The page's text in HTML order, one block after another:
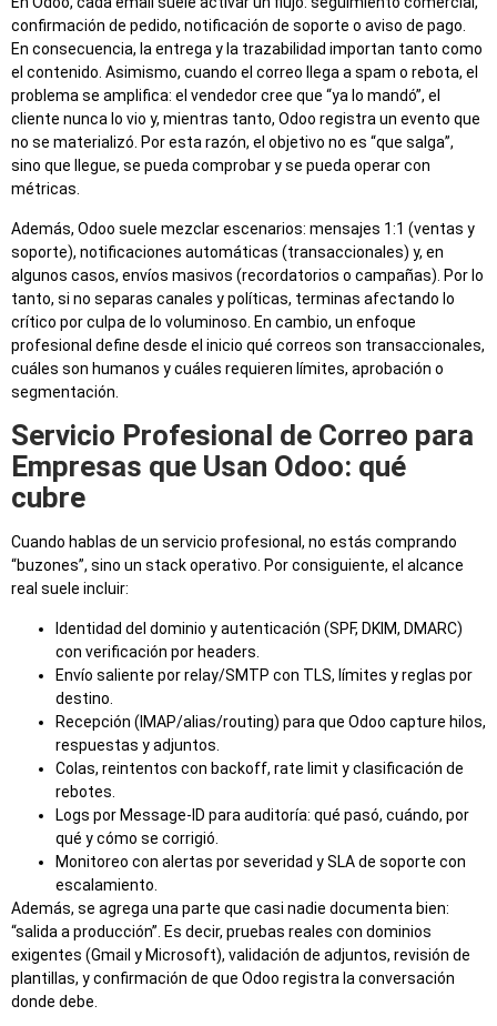
confirmación de pedido, notificación de soporte o aviso de pago.
En consecuencia, la entrega y la trazabilidad importan tanto como
el contenido. Asimismo, cuando el correo llega a spam o rebota, el
problema se amplifica: el vendedor cree que “ya lo mandó”, el
cliente nunca lo vio y, mientras tanto, Odoo registra un evento que
no se materializó. Por esta razón, el objetivo no es “que salga”,
sino que llegue, se pueda comprobar y se pueda operar con
métricas.
Además, Odoo suele mezclar escenarios: mensajes 1:1 (ventas y
soporte), notificaciones automáticas (transaccionales) y, en
algunos casos, envíos masivos (recordatorios o campañas). Por lo
tanto, si no separas canales y políticas, terminas afectando lo
crítico por culpa de lo voluminoso. En cambio, un enfoque
profesional define desde el inicio qué correos son transaccionales,
cuáles son humanos y cuáles requieren límites, aprobación o
segmentación.
Servicio Profesional de Correo para
Empresas que Usan Odoo: qué
cubre
Cuando hablas de un servicio profesional, no estás comprando
“buzones”, sino un stack operativo. Por consiguiente, el alcance
real suele incluir:
Identidad del dominio y autenticación (SPF, DKIM, DMARC)
con verificación por headers.
Envío saliente por relay/SMTP con TLS, límites y reglas por
destino.
Recepción (IMAP/alias/routing) para que Odoo capture hilos,
respuestas y adjuntos.
Colas, reintentos con backoff, rate limit y clasificación de
rebotes.
Logs por Message-ID para auditoría: qué pasó, cuándo, por
qué y cómo se corrigió.
Monitoreo con alertas por severidad y SLA de soporte con
escalamiento.
Además, se agrega una parte que casi nadie documenta bien:
“salida a producción”. Es decir, pruebas reales con dominios
exigentes (Gmail y Microsoft), validación de adjuntos, revisión de
plantillas, y confirmación de que Odoo registra la conversación
donde debe.